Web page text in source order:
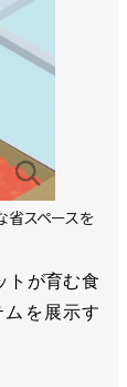
省スペースを
トが育む食
ムを展示す